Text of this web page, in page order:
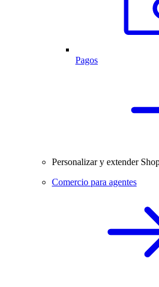
Pagos
Personalizar y extender
Comercio para agentes